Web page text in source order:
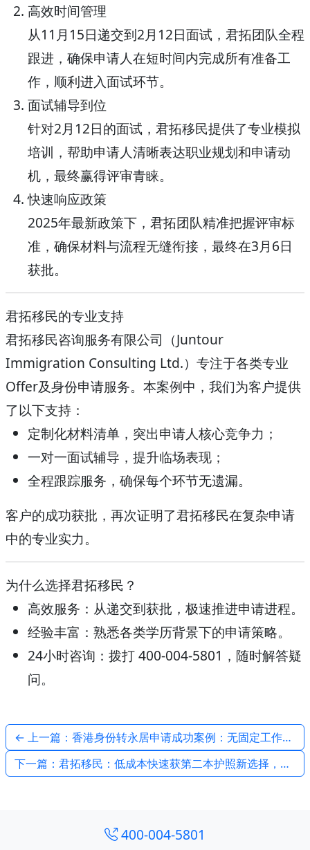
高效时间管理
从11月15日递交到2月12日面试，君拓团队全程
跟进，确保申请人在短时间内完成所有准备工
作，顺利进入面试环节。
面试辅导到位
针对2月12日的面试，君拓移民提供了专业模拟
培训，帮助申请人清晰表达职业规划和申请动
机，最终赢得评审青睐。
快速响应政策
2025年最新政策下，君拓团队精准把握评审标
准，确保材料与流程无缝衔接，最终在3月6日
获批。
君拓移民的专业支持
君拓移民咨询服务有限公司（Juntour
Immigration Consulting Ltd.）专注于各类专业
Offer及身份申请服务。本案例中，我们为客户提供
了以下支持：
定制化材料清单，突出申请人核心竞争力；
一对一面试辅导，提升临场表现；
全程跟踪服务，确保每个环节无遗漏。
客户的成功获批，再次证明了君拓移民在复杂申请
中的专业实力。
为什么选择君拓移民？
高效服务 ：从递交到获批，极速推进申请进程。
经验丰富 ：熟悉各类学历背景下的申请策略。
24小时咨询 ：拨打 400-004-5801，随时解答疑
问。
← 上一篇：香港身份转永居申请成功案例：无固定工作也能获批的秘诀
下一篇：君拓移民：低成本快速获第二本护照新选择，仅需10.5万美金起！ →
400-004-5801